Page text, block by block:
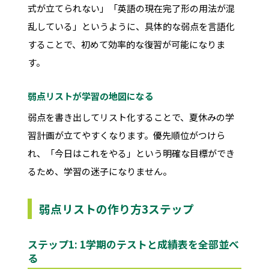
式が立てられない」「英語の現在完了形の用法が混
乱している」というように、具体的な弱点を言語化
することで、初めて効率的な復習が可能になりま
す。
弱点リストが学習の地図になる
弱点を書き出してリスト化することで、夏休みの学
習計画が立てやすくなります。優先順位がつけら
れ、「今日はこれをやる」という明確な目標ができ
るため、学習の迷子になりません。
弱点リストの作り方3ステップ
ステップ1: 1学期のテストと成績表を全部並べ
る